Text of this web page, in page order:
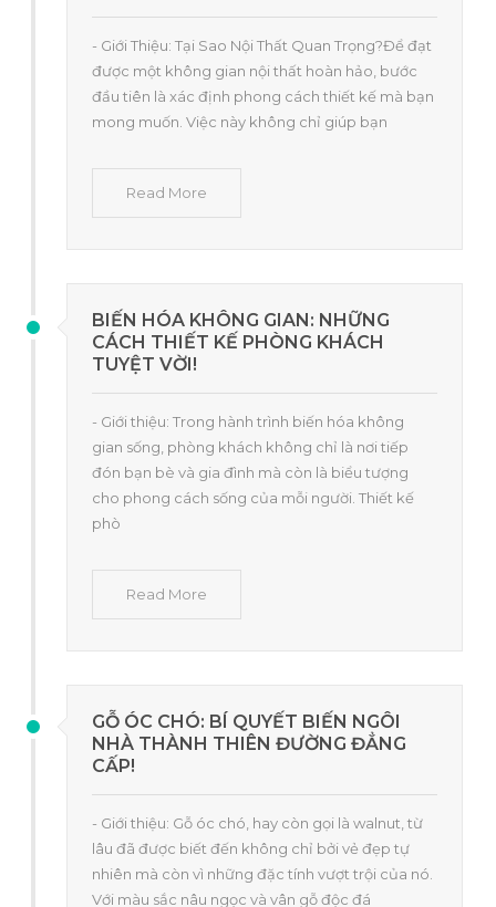
- Giới Thiệu: Tại Sao Nội Thất Quan Trọng?Để đạt
được một không gian nội thất hoàn hảo, bước
đầu tiên là xác định phong cách thiết kế mà bạn
mong muốn. Việc này không chỉ giúp bạn
Read More
BIẾN HÓA KHÔNG GIAN: NHỮNG
CÁCH THIẾT KẾ PHÒNG KHÁCH
TUYỆT VỜI!
- Giới thiệu: Trong hành trình biến hóa không
gian sống, phòng khách không chỉ là nơi tiếp
đón bạn bè và gia đình mà còn là biểu tượng
cho phong cách sống của mỗi người. Thiết kế
phò
Read More
GỖ ÓC CHÓ: BÍ QUYẾT BIẾN NGÔI
NHÀ THÀNH THIÊN ĐƯỜNG ĐẲNG
CẤP!
- Giới thiệu: Gỗ óc chó, hay còn gọi là walnut, từ
lâu đã được biết đến không chỉ bởi vẻ đẹp tự
nhiên mà còn vì những đặc tính vượt trội của nó.
Với màu sắc nâu ngọc và vân gỗ độc đá